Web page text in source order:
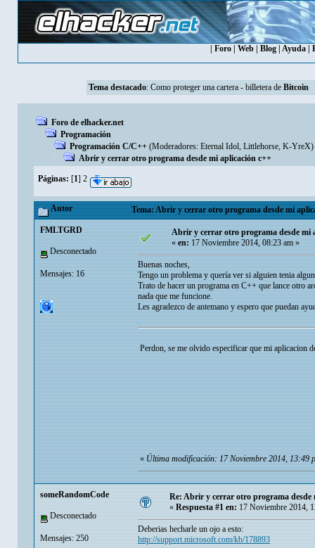
Foro| Web| Blog| Ayuda|
Tema destacado: Como proteger una cartera - billetera de Bitcoin
Foro de elhacker.net
Programación
Programación C/C++ (Moderadores: Eternal Idol, Littlehorse, K-YreX)
Abrir y cerrar otro programa desde mi aplicación c++
Páginas: [1] 2
Autor Tema: Abrir y cerrar otro programa desde mi
FMLTGRD
Desconectado
Mensajes: 16
Abrir y cerrar otro programa desde mi
«en:17 Noviembre 2014, 08:23 am »
Buenas noches,
Tengo un problema y quería ver si alguien tenia
Trato de hacer un programa en C++ que lance otro
nada que me funcione.
Les agradezco de antemano y espero que puedan
Perdon, se me olvido especificar que mi aplicacion
«Última modificación: 17 Noviembre 2014, 13:49
someRandomCode
Desconectado
Mensajes: 250
Re: Abrir y cerrar otro programa desde
« Respuesta #1 en: 17 Noviembre 2014,
Deberias hecharle un ojo a esto:
http://support.microsoft.com/kb/178893